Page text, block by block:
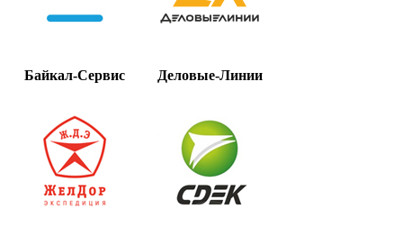
Байкал-Сервис Деловые-Линии